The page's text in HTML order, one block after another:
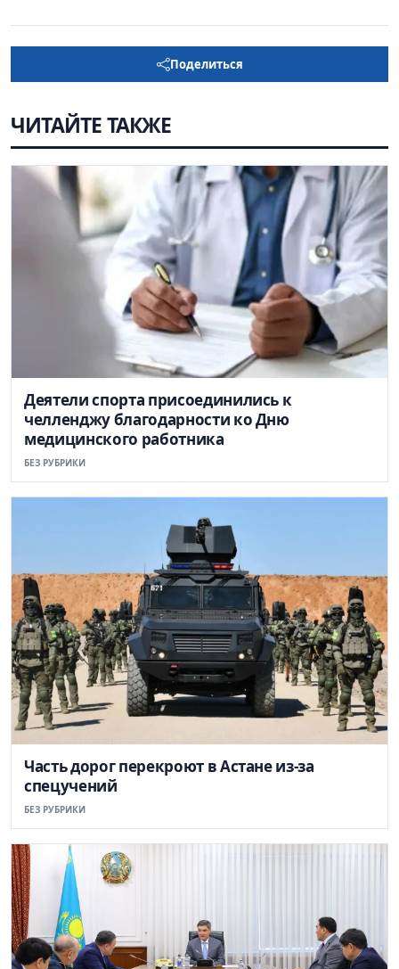
Поделиться
ЧИТАЙТЕ ТАКЖЕ
Деятели спорта присоединились к
челленджу благодарности ко Дню
медицинского работника
БЕЗ РУБРИКИ
Часть дорог перекроют в Астане из-за
спецучений
БЕЗ РУБРИКИ